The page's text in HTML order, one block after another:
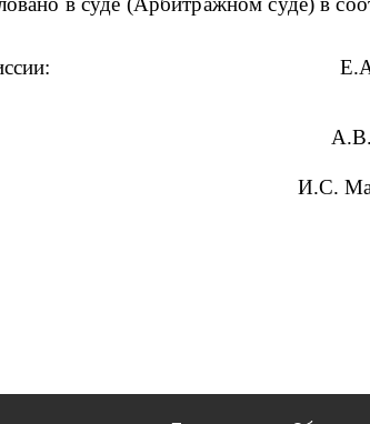
Комиссии: Е.А.
А.В.
И.С.